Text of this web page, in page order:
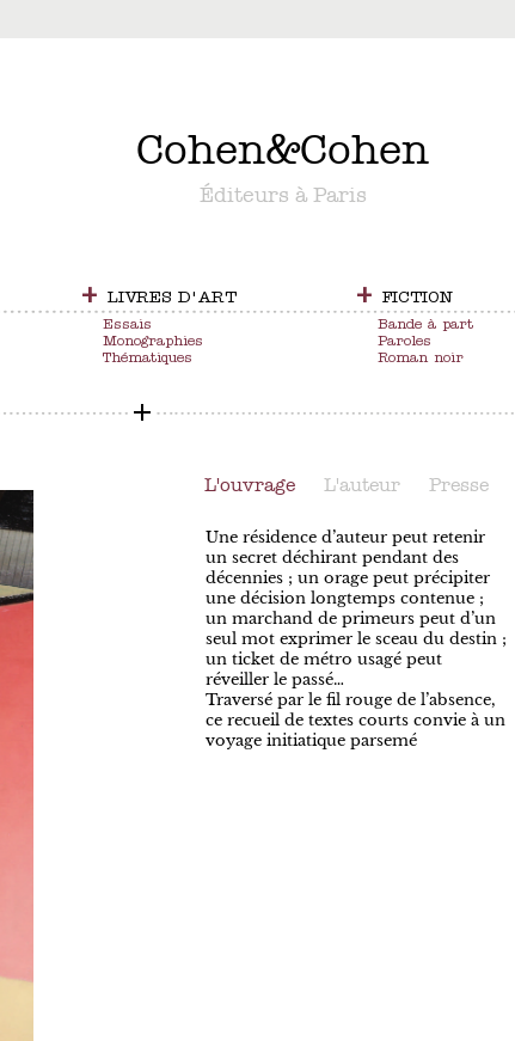
Cohen&Cohen
Éditeurs à Paris
+LIVRES D'ART
Essais
Monographies
Thématiques
+ FICTION
Bande à part
Paroles
Roman noir
L'ouvrage L'auteur Presse
Une résidence d’auteur peut retenir
un secret déchirant pendant des
décennies ; un orage peut précipiter
une décision longtemps contenue ;
un marchand de primeurs peut d’un
seul mot exprimer le sceau du destin ;
un ticket de métro usagé peut
réveiller le passé…
Traversé par le fil rouge de l’absence,
ce recueil de textes courts convie à un
voyage initiatique parsemé